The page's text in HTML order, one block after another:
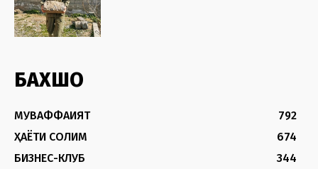
БАХШҲО
МУВАФФАҚИЯТ
792
ҲАЁТИ СОЛИМ
674
БИЗНЕС-КЛУБ
344